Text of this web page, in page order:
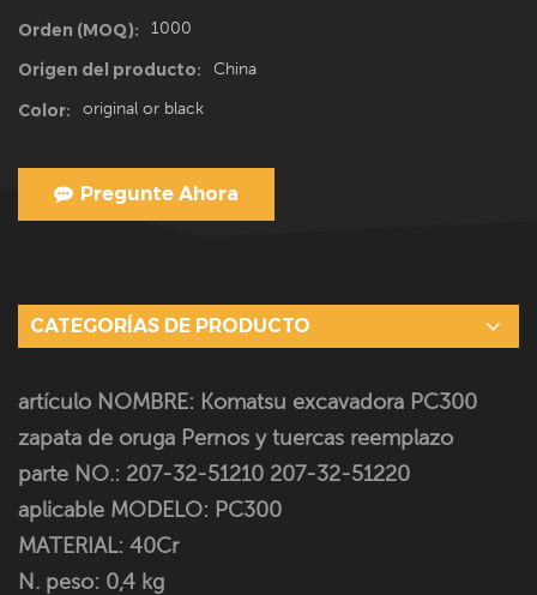
Orden (MOQ): 1000
Origen del producto: China
Color: original or black
Pregunte Ahora
CATEGORÍAS DE PRODUCTO
artículo NOMBRE: Komatsu excavadora PC300
zapata de oruga Pernos y tuercas reemplazo
parte NO.: 207-32-51210 207-32-51220
aplicable MODELO: PC300
MATERIAL: 40Cr
N. peso: 0,4 kg